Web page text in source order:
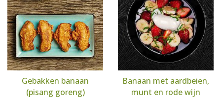
Gebakken banaan
(pisang goreng)
Banaan met aardbeien,
munt en rode wijn